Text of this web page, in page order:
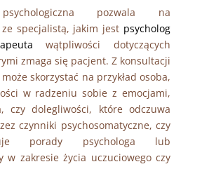
pozwala na
specjalistą, jakim jest psycholog
wątpliwości dotyczących
zmaga się pacjent. Z konsultacji
skorzystać na przykład osoba,
w radzeniu sobie z emocjami,
czy dolegliwości, które odczuwa
czynniki psychosomatyczne, czy
porady psychologa lub
w zakresie życia uczuciowego czy